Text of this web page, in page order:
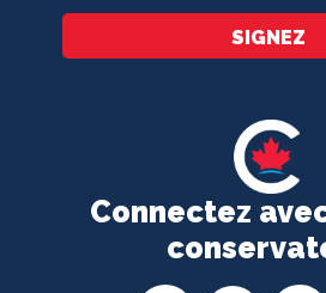
Connectez
SIGNEZ